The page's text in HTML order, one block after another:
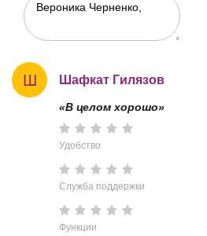
Ш Шафкат Гилязов
«В целом хорошо»
Удобство
Служба поддержки
Функции